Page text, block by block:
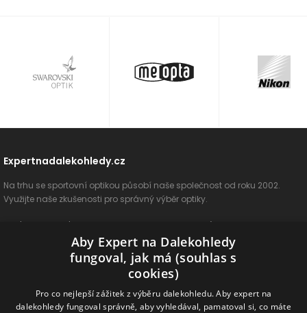
Expertnadalekohledy.cz
Na trhu se sportovní optikou působí naše společnost od roku 2002.
Využijte naše zkušenosti pro správný výběr optiky.
O nás Vše o nákupu Poradenství
Ochrana osobních údajů ODSTOUPIT OD SMLOUVY
Aby Expert na Dalekohledy
fungoval, jak má (souhlas s
cookies)
Pro co nejlepší zážitek z výběru dalekohledu. Aby expert na
dalekohledy fungoval správně, aby vyhledával, pamatoval si, co máte